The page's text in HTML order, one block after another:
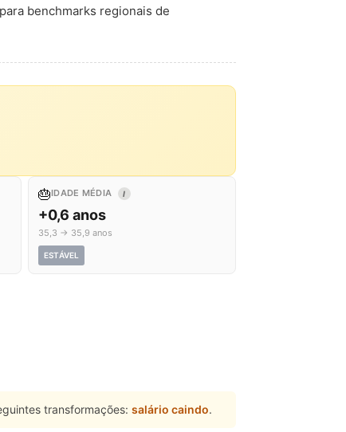
benchmarks regionais de
🎂IDADE MÉDIA I
+0,6 anos
35,3 → 35,9 anos
ESTÁVEL
transformações: salário caindo.